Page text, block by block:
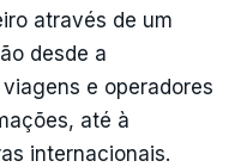
através de um
desde a
e operadores
até à
internacionais.